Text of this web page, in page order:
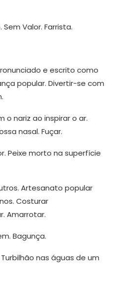
Sem Valor. Farrista.
e escrito como
popular. Divertir-se com
o nariz ao inspirar o ar.
nasal. Fuçar.
Peixe morto na superfície
Artesanato popular
Costurar
Amarrotar.
Bagunça.
nas águas de um